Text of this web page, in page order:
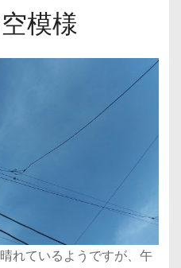
模様
れているようですが、午